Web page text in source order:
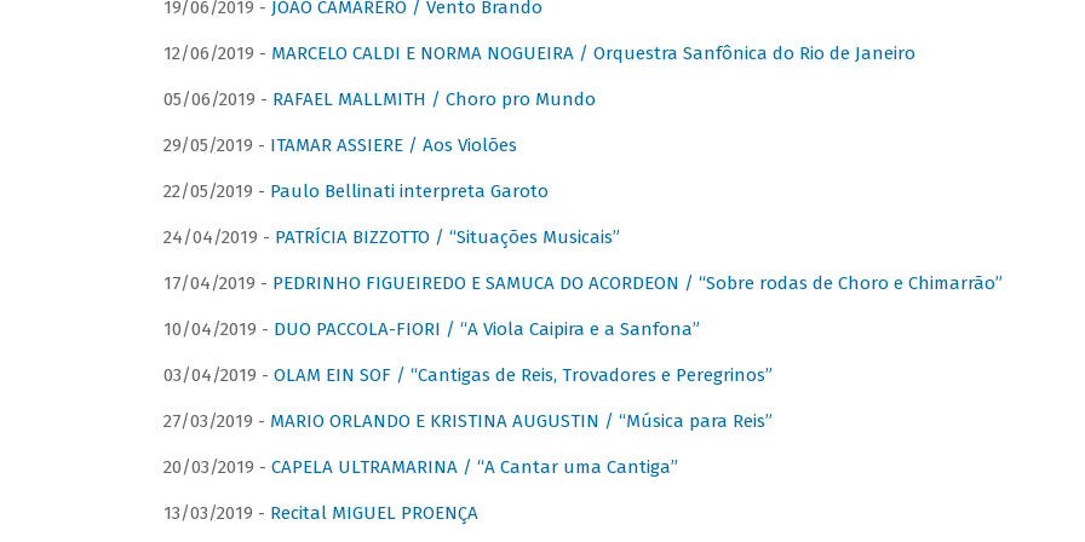
19/06/2019 - JOÃO CAMARERO / Vento Brando
12/06/2019 - MARCELO CALDI E NORMA NOGUEIRA / Orquestra Sanfônica do Rio de Janeiro
05/06/2019 - RAFAEL MALLMITH / Choro pro Mundo
29/05/2019 - ITAMAR ASSIERE / Aos Violões
22/05/2019 - Paulo Bellinati interpreta Garoto
24/04/2019 - PATRÍCIA BIZZOTTO / “Situações Musicais”
17/04/2019 - PEDRINHO FIGUEIREDO E SAMUCA DO ACORDEON / “Sobre rodas de Choro e Chimarrão”
10/04/2019 - DUO PACCOLA-FIORI / “A Viola Caipira e a Sanfona”
03/04/2019 - OLAM EIN SOF / “Cantigas de Reis, Trovadores e Peregrinos”
27/03/2019 - MARIO ORLANDO E KRISTINA AUGUSTIN / “Música para Reis”
20/03/2019 - CAPELA ULTRAMARINA / “A Cantar uma Cantiga”
13/03/2019 - Recital MIGUEL PROENÇA